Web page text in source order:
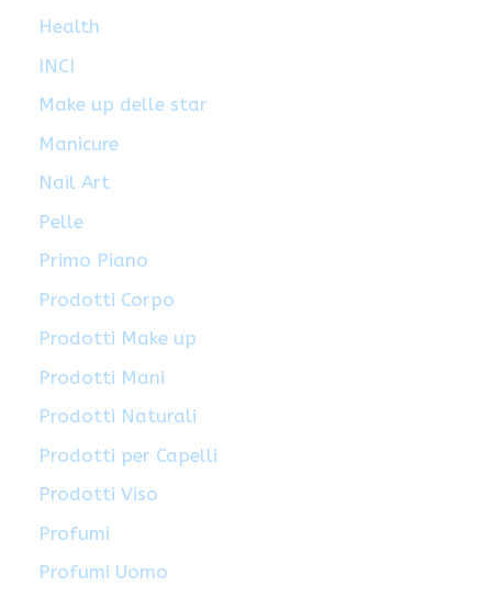
Health
INCI
Make up delle star
Manicure
Nail Art
Pelle
Primo Piano
Prodotti Corpo
Prodotti Make up
Prodotti Mani
Prodotti Naturali
Prodotti per Capelli
Prodotti Viso
Profumi
Profumi Uomo